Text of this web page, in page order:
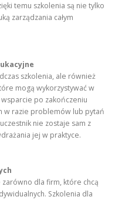
temu szkolenia są nie tylko
zarządzania całym
szkolenia, ale również
mogą wykorzystywać w
po zakończeniu
w razie problemów lub pytań
nie zostaje sam z
jej w praktyce.
dla firm, które chcą
Szkolenia dla